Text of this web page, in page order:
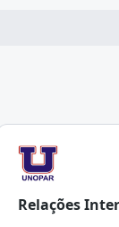
Relações